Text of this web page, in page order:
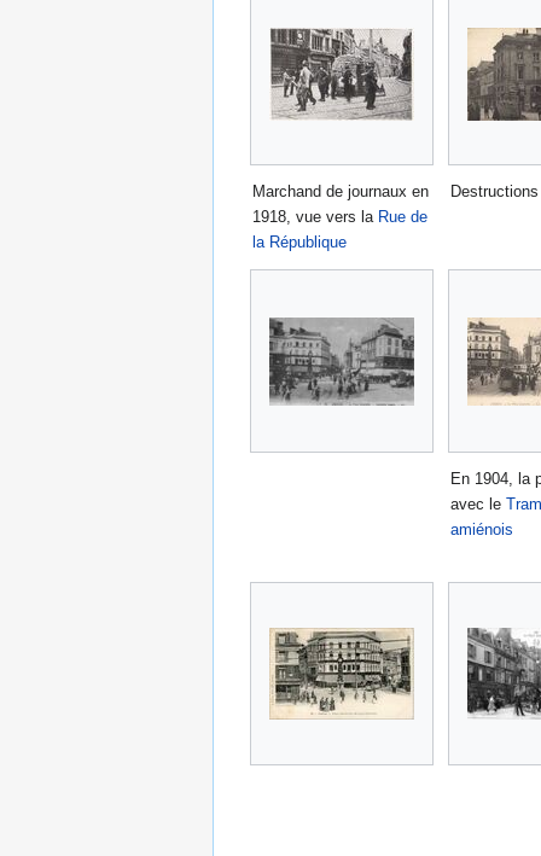
Marchand de journaux en
1918, vue vers la Rue de
la République
En 1904, la
avec le
amiénois